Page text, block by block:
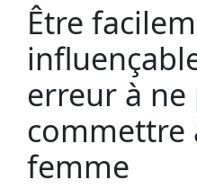
Être
erreur à ne
commettre
femme